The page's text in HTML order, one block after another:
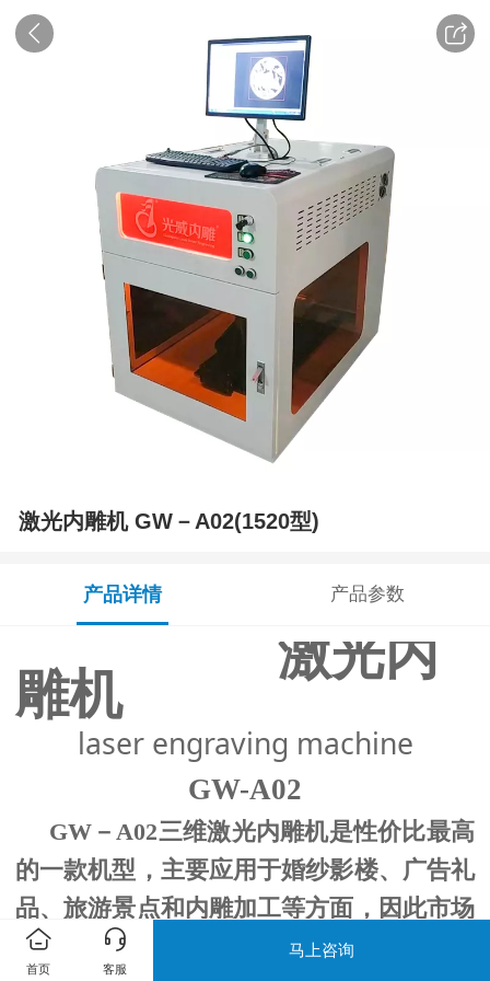
激光内雕机 GW－A02(1520型)
产品详情 产品参数
激光内
雕机
laser engraving machine
GW-A02
GW－A02三维激光内雕机是性价比最高
的一款机型，主要应用于婚纱影楼、广告礼
品、旅游景点和内雕加工等方面，因此市场
上也称为婚纱影楼专用激光内雕机，广告礼
首页 客服
马上咨询